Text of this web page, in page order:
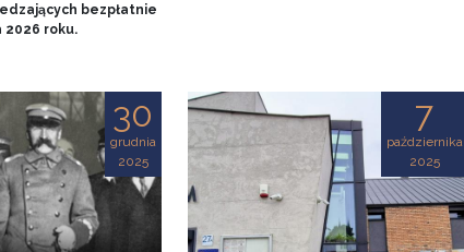
bezpłatnie
2026 roku.
30
grudnia
2025
7
października
2025